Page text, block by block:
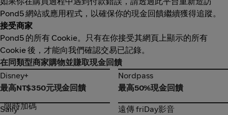
Pond5 網站或應用程式，以確保你的現金回饋繼續獲得追蹤。
接受商家
Pond5 的所有 Cookie。只有在你接受其網頁上顯示的所有
Cookie 後，才能向我們確認交易已記錄。
在同類型商家購物並賺取現金回饋
Disney+
Disney+
最高NT$350元現金回饋
Nordpass
Nordpass
最高50%現金回饋
Saily
限時加碼
Saily
遠傳 friDay影音
遠傳 friDay影音